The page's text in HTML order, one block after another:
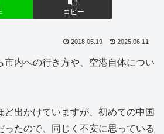
コピー
2018.05.19 2025.06.11
市内への行き方や、空港自体につい
ど出かけていますが、初めての中国
ったので、同じく不安に思っている